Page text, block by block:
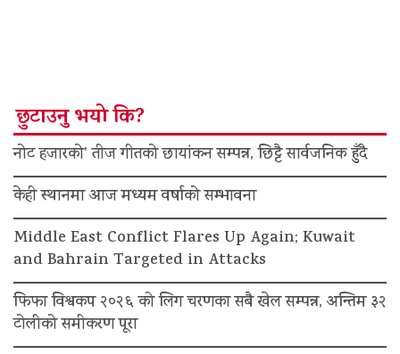
छुटाउनु भयो कि?
नोट हजारको’ तीज गीतको छायांकन सम्पन्न, छिट्टै सार्वजनिक हुँदै
केही स्थानमा आज मध्यम वर्षाको सम्भावना
Middle East Conflict Flares Up Again; Kuwait
and Bahrain Targeted in Attacks
फिफा विश्वकप २०२६ को लिग चरणका सबै खेल सम्पन्न, अन्तिम ३२
टोलीको समीकरण पूरा